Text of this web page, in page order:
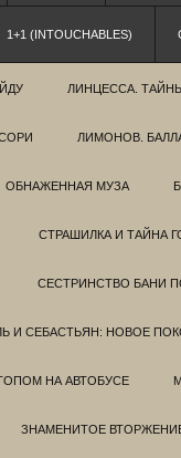
1+1 (INTOUCHABLES)
ЛИНЦЕССА.
ЛИМОНОВ.
ОБНАЖЕННАЯ МУЗА
СТРАШИЛКА И ТАЙНА
СЕСТРИНСТВО БАНИ
И СЕБАСТЬЯН: НОВОЕ
НА АВТОБУСЕ
ЗНАМЕНИТОЕ